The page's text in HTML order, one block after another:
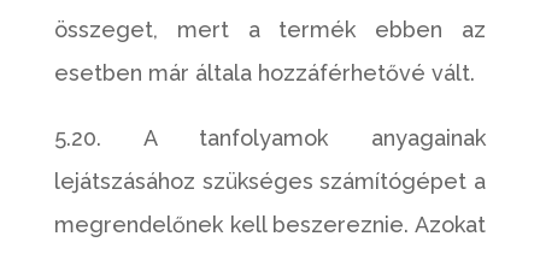
összeget, mert a termék ebben az
esetben már általa hozzáférhetővé vált.
5.20. A tanfolyamok anyagainak
lejátszásához szükséges számítógépet a
megrendelőnek kell beszereznie. Azokat